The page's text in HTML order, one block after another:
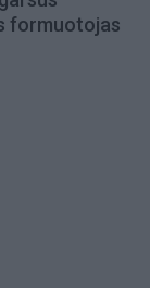
formuotojas